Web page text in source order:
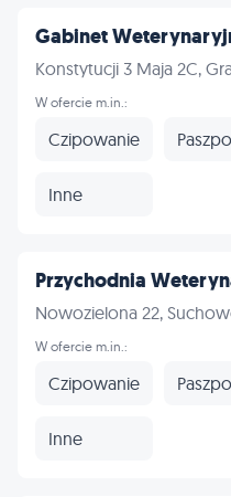
Gabinet
Konstytucji 3 Maja 2C,
W ofercie m.in.:
Czipowanie
Inne
Przychodnia
Nowozielona 22,
W ofercie m.in.:
Czipowanie
Inne